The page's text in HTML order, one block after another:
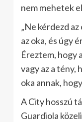
nem mehetek
„Ne kérdezd
az oka, és úgy
Éreztem, hogy
vagy az a tény,
oka annak,
A City hosszú
Guardiola